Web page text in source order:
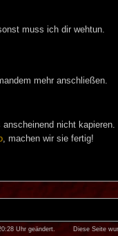
muss ich dir wehtun.
mehr anschließen.
anscheinend nicht kapieren.
, machen wir sie fertig!
Uhr geändert. Diese Seite